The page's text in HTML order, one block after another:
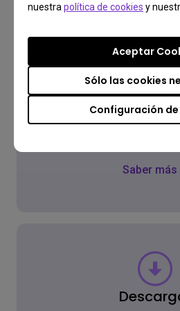
nuestra política de cookies y
Configuración
Sólo las cookies
Aceptar
Preguntas
¿Tienes una
Lee la
Saber más